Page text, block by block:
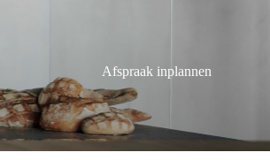
Afspraak inplannen